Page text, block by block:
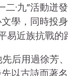
·九”活動迸
學，同時投
易近族抗戰的
后用過徐芳